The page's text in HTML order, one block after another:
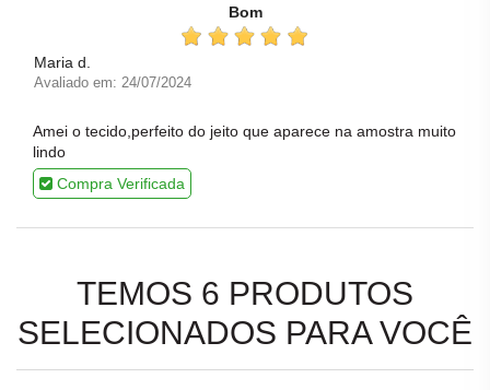
Bom
Maria d.
Avaliado em: 24/07/2024
Amei o tecido,perfeito do jeito que aparece na amostra muito
lindo
Compra Verificada
TEMOS 6 PRODUTOS
SELECIONADOS PARA VOCÊ